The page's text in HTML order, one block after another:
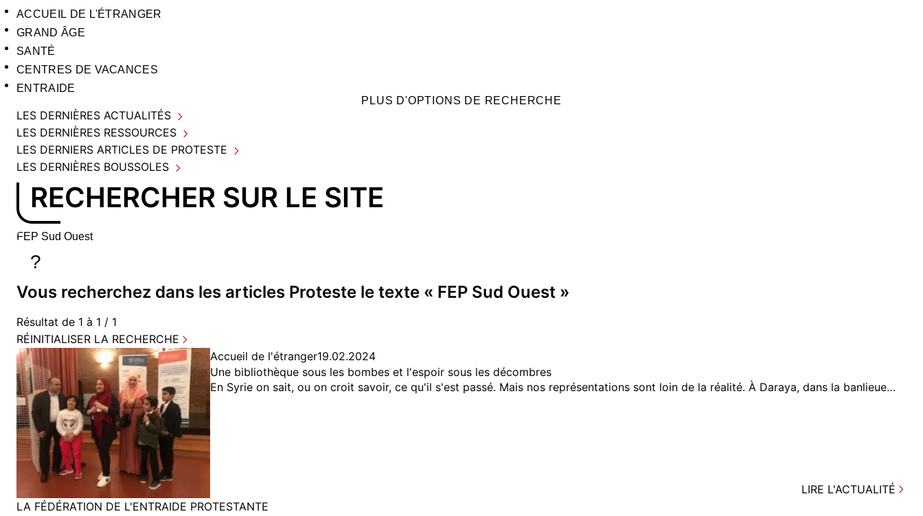
ACCUEIL DE L'ÉTRANGER
GRAND ÂGE
SANTÉ
CENTRES DE VACANCES
ENTRAIDE
PLUS D'OPTIONS DE RECHERCHE
LES DERNIÈRES ACTUALITÉS
LES DERNIÈRES RESSOURCES
LES DERNIERS ARTICLES DE PROTESTE
LES DERNIÈRES BOUSSOLES
RECHERCHER SUR LE SITE
Rechercher sur le site
Saisissez au moins 3 caractères pour lancer la recherche
?
Vous recherchez dans les articles Proteste le texte « FEP Sud Ouest »
Résultat de 1 à 1 / 1
RÉINITIALISER LA RECHERCHE
Accueil de l'étranger19.02.2024
Une bibliothèque sous les bombes et l'espoir sous les décombres
En Syrie on sait, ou on croit savoir, ce qu'il s'est passé. Mais nos représentations sont loin de la réalité. À Daraya, dans la banlieue…
LIRE L'ACTUALITÉ
LA FÉDÉRATION DE L'ENTRAIDE PROTESTANTE